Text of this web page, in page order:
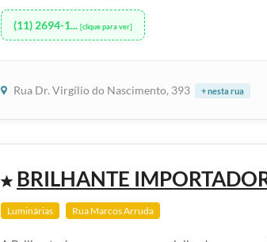
(11) 2694-1... [clique para ver]
Rua Dr. Virgílio do Nascimento, 393 + nesta rua
BRILHANTE
Luminárias Rua Marcos Arruda